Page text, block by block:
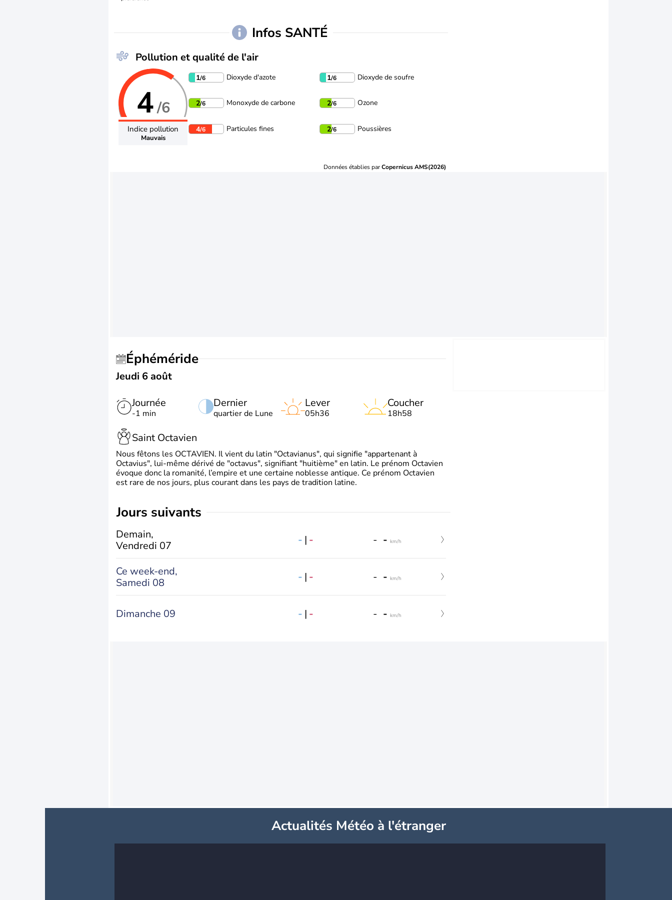
Infos SANTÉ
Pollution et qualité de l'air
4/6
Indice pollution
Mauvais
1/6 Dioxyde d'azote 1/6 Dioxyde de soufre
2/6 Monoxyde de carbone 2/6 Ozone
4/6 Particules fines 2/6 Poussières
Données établies parCopernicus AMS(2026)
Éphéméride
Jeudi 6 août
Journée
-1 min
Dernier
quartier de Lune
Lever
05h36
Coucher
18h58
Saint Octavien
Nous fêtons les OCTAVIEN. Il vient du latin "Octavianus", qui signifie "appartenant à
Octavius", lui-même dérivé de "octavus", signifiant "huitième" en latin. Le prénom Octavien
évoque donc la romanité, l’empire et une certaine noblesse antique. Ce prénom Octavien
est rare de nos jours, plus courant dans les pays de tradition latine.
jours suivants
Demain,
Vendredi 07
- | - - - km/h
Ce week-end,
Samedi 08
- | - - - km/h
Dimanche 09 - | - - - km/h
Actualités Météo à l'étranger